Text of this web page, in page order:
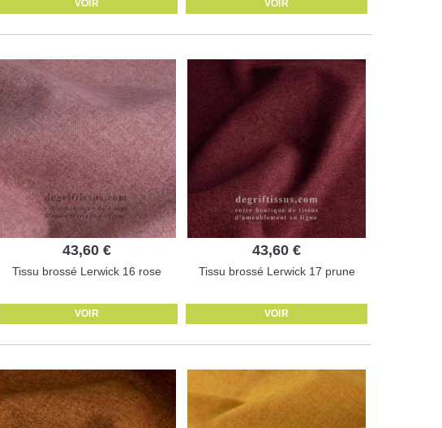
VOIR VOIR
43,60 €
Tissu brossé Lerwick 16 rose
VOIR
43,60 €
Tissu brossé Lerwick 17 prune
VOIR